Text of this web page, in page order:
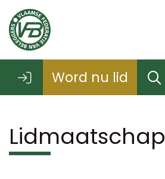
Word nu lid
Lidmaatschap